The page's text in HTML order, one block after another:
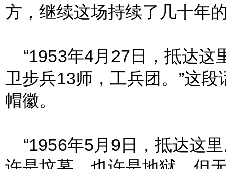
方，继续这场持续了几十年
“1953年4月27日，抵达这
卫步兵13师，工兵团。”这
帽徽。
“1956年5月9日，抵达这